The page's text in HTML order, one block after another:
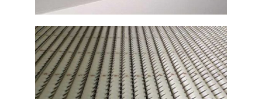
Máquina de fabricación de
transportadora
Ampliar